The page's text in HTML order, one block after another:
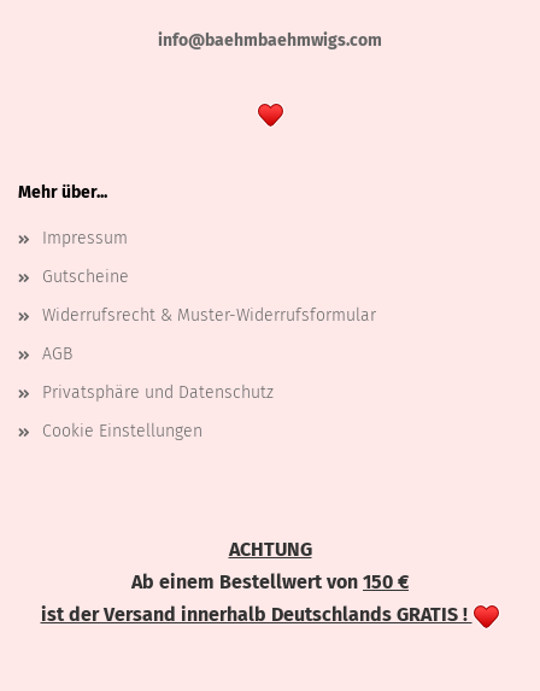
info@baehmbaehmwigs.com
Mehr über...
Impressum
Gutscheine
Widerrufsrecht & Muster-Widerrufsformular
AGB
Privatsphäre und Datenschutz
Cookie Einstellungen
ACHTUNG
Ab einem Bestellwert von 150 €
ist der Versand innerhalb Deutschlands GRATIS !